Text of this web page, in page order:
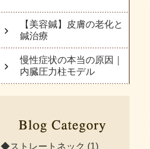
【美容鍼】皮膚の老化と
鍼治療
慢性症状の本当の原因｜
内臓圧力柱モデル
◆ストレートネック (1)